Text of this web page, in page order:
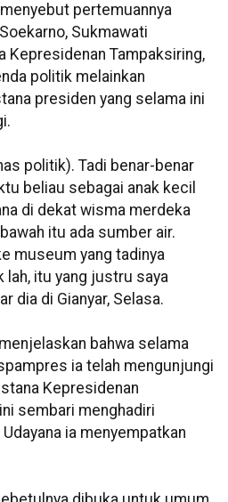
pertemuannya
Sukmawati
Kepresidenan Tampaksiring,
politik melainkan
presiden yang selama ini
politik). Tadi benar-benar
beliau sebagai anak kecil
di dekat wisma merdeka
itu ada sumber air.
museum yang tadinya
lah, itu yang justru saya
dia di Gianyar, Selasa.
bahwa selama
ia telah mengunjungi
Kepresidenan
sembari menghadiri
ia menyempatkan